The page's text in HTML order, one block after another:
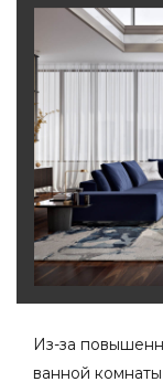
Из-за
ванной